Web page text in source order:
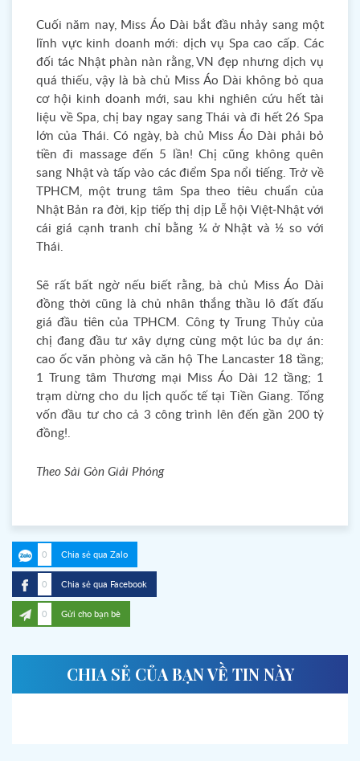
Cuối năm nay, Miss Áo Dài bắt đầu nhảy sang một
lĩnh vực kinh doanh mới: dịch vụ Spa cao cấp. Các
đối tác Nhật phàn nàn rằng, VN đẹp nhưng dịch vụ
quá thiếu, vậy là bà chủ Miss Áo Dài không bỏ qua
cơ hội kinh doanh mới, sau khi nghiên cứu hết tài
liệu về Spa, chị bay ngay sang Thái và đi hết 26 Spa
lớn của Thái. Có ngày, bà chủ Miss Áo Dài phải bỏ
tiền đi massage đến 5 lần! Chị cũng không quên
sang Nhật và tấp vào các điểm Spa nổi tiếng. Trở về
TPHCM, một trung tâm Spa theo tiêu chuẩn của
Nhật Bản ra đời, kịp tiếp thị dịp Lễ hội Việt-Nhật với
cái giá cạnh tranh chỉ bằng ¼ ở Nhật và ½ so với
Thái.
Sẽ rất bất ngờ nếu biết rằng, bà chủ Miss Áo Dài
đồng thời cũng là chủ nhân thắng thầu lô đất đấu
giá đầu tiên của TPHCM. Công ty Trung Thủy của
chị đang đầu tư xây dựng cùng một lúc ba dự án:
cao ốc văn phòng và căn hộ The Lancaster 18 tầng;
1 Trung tâm Thương mại Miss Áo Dài 12 tầng; 1
trạm dừng cho du lịch quốc tế tại Tiền Giang. Tổng
vốn đầu tư cho cả 3 công trình lên đến gần 200 tỷ
đồng!.
Theo Sài Gòn Giải Phóng
0 Chia sẻ qua Zalo
0 Chia sẻ qua Facebook
0 Gửi cho bạn bè
CHIA SẺ CỦA BẠN VỀ TIN NÀY